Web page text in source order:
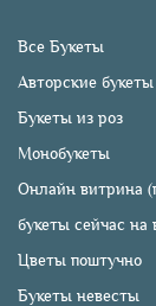
Все Букеты
Авторские букеты
Букеты из роз
Монобукеты
Онлайн витрина
букеты сейчас на
Цветы поштучно
Букеты невесты